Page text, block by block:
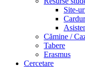
Site-
Cămine /
Tabere
Erasmus
Cercetare